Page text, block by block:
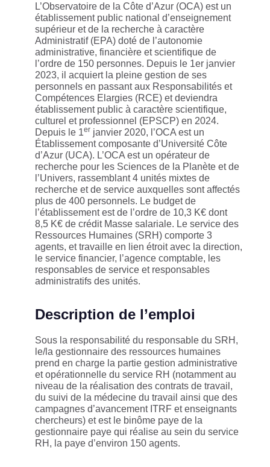
L’Observatoire de la Côte d’Azur (OCA) est un
établissement public national d’enseignement
supérieur et de la recherche à caractère
Administratif (EPA) doté de l’autonomie
administrative, financière et scientifique de
l’ordre de 150 personnes. Depuis le 1er janvier
2023, il acquiert la pleine gestion de ses
personnels en passant aux Responsabilités et
Compétences Elargies (RCE) et deviendra
établissement public à caractère scientifique,
culturel et professionnel (EPSCP) en 2024.
Depuis le 1er janvier 2020, l’OCA est un
Établissement composante d’Université Côte
d’Azur (UCA). L’OCA est un opérateur de
recherche pour les Sciences de la Planète et de
l’Univers, rassemblant 4 unités mixtes de
recherche et de service auxquelles sont affectés
plus de 400 personnels. Le budget de
l’établissement est de l’ordre de 10,3 K€ dont
8,5 K€ de crédit Masse salariale. Le service des
Ressources Humaines (SRH) comporte 3
agents, et travaille en lien étroit avec la direction,
le service financier, l’agence comptable, les
responsables de service et responsables
administratifs des unités.
Description de l’emploi
Sous la responsabilité du responsable du SRH,
le/la gestionnaire des ressources humaines
prend en charge la partie gestion administrative
et opérationnelle du service RH (notamment au
niveau de la réalisation des contrats de travail,
du suivi de la médecine du travail ainsi que des
campagnes d’avancement ITRF et enseignants
chercheurs) et est le binôme paye de la
gestionnaire paye qui réalise au sein du service
RH, la paye d’environ 150 agents.